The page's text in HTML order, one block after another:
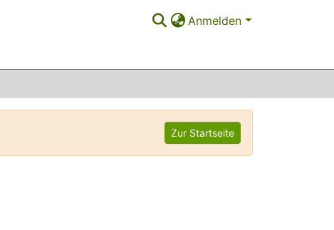
Anmelden
Zur Startseite